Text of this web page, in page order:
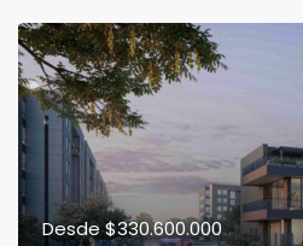
Desde$330.600.000